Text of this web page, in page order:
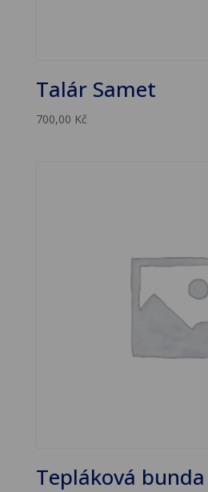
Talár Samet
700,00 Kč
Tepláková bunda